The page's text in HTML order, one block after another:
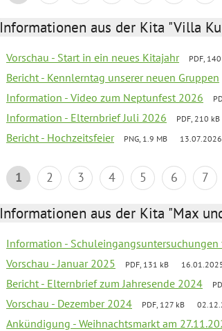
Informationen aus der Kita "Villa
Vorschau - Start in ein neues Kitajahr PDF,
Bericht - Kennlerntag unserer neuen Gruppen
Information - Video zum Neptunfest 2026
Information - Elternbrief Juli 2026 PDF, 210 kB
Bericht - Hochzeitsfeier PNG, 1.9 MB 13.07.2026
1 2 3 4 5 6 7
Informationen aus der Kita "Max
Information -
Vorschau - Januar 2025 PDF, 131 kB
Bericht - Elternbrief zum Jahresende 2024
Vorschau - Dezember 2024 PDF, 127 kB
Ankündigung - Weihnachtsmarkt am